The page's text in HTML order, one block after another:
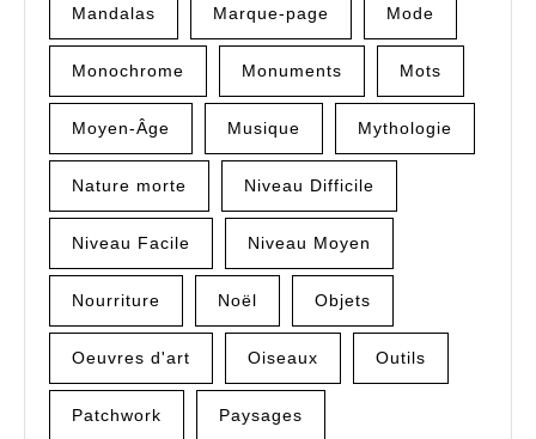
Mandalas Marque-page Mode
Monochrome Monuments Mots
Moyen-Âge Musique Mythologie
Nature morte Niveau Difficile
Niveau Facile Niveau Moyen
Nourriture Noël Objets
Oeuvres d'art Oiseaux Outils
Patchwork Paysages